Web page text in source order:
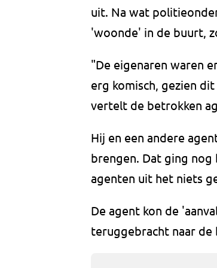
uit. Na wat
'woonde' in de buurt,
"De eigenaren waren
erg komisch, gezien
vertelt de betrokken
Hij en een andere
brengen. Dat ging nog
agenten uit het niets
De agent kon de
teruggebracht naar de